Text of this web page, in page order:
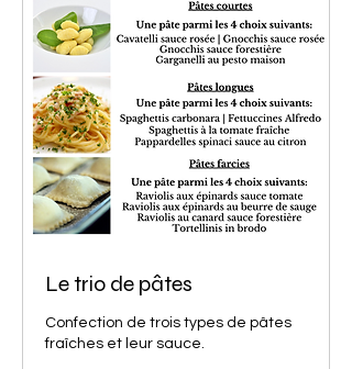
Le trio de pâtes
Confection de trois types de pâtes
fraîches et leur sauce.